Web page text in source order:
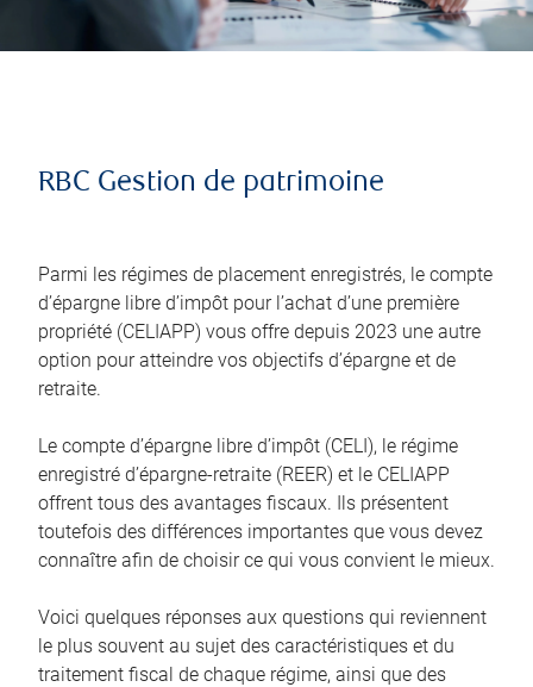
RBC Gestion de patrimoine
Parmi les régimes de placement enregistrés, le compte
d’épargne libre d’impôt pour l’achat d’une première
propriété (CELIAPP) vous offre depuis 2023 une autre
option pour atteindre vos objectifs d’épargne et de
retraite.
Le compte d’épargne libre d’impôt (CELI), le régime
enregistré d’épargne-retraite (REER) et le CELIAPP
offrent tous des avantages fiscaux. Ils présentent
toutefois des différences importantes que vous devez
connaître afin de choisir ce qui vous convient le mieux.
Voici quelques réponses aux questions qui reviennent
le plus souvent au sujet des caractéristiques et du
traitement fiscal de chaque régime, ainsi que des